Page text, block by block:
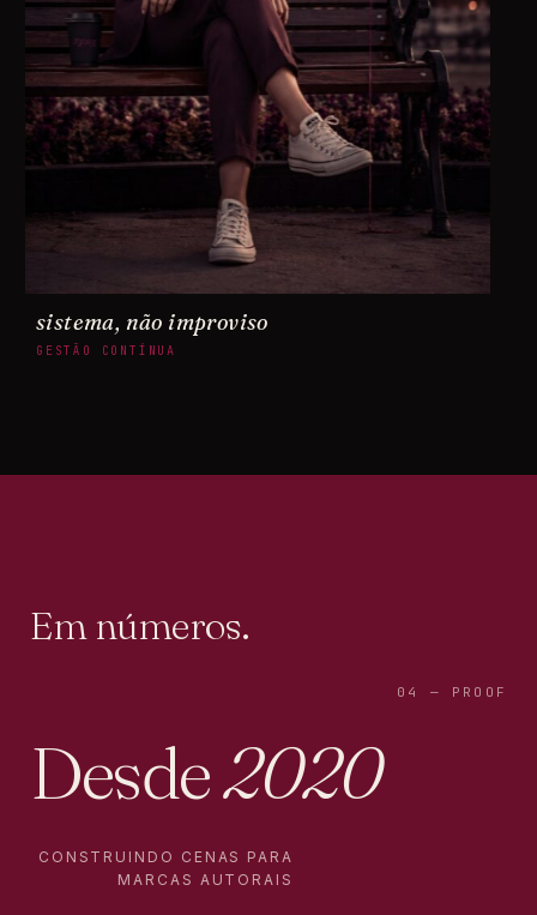
sistema, não improviso
GESTÃO CONTÍNUA
Em números.
04 — PROOF
Desde2020
CONSTRUINDO CENAS PARA
MARCAS AUTORAIS